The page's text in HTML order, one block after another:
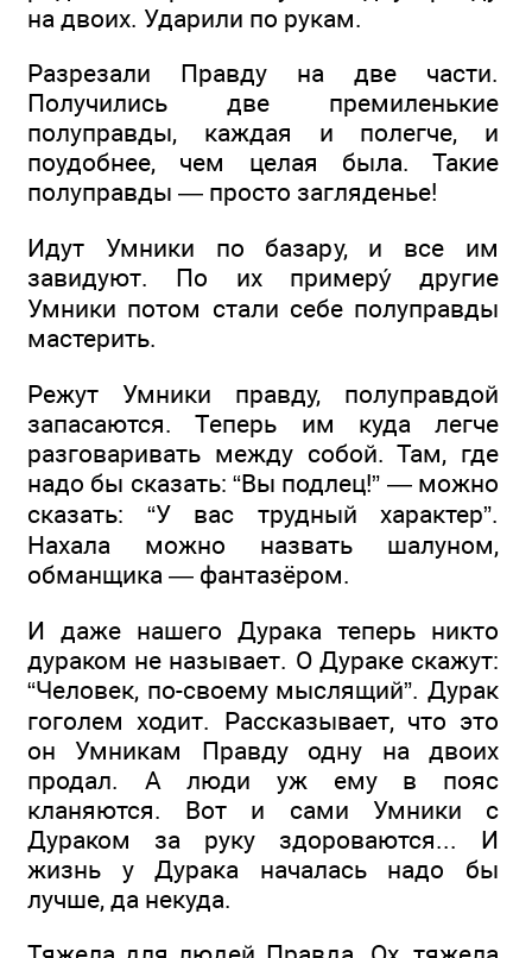
на двоих. Ударили по рукам.
Разрезали Правду на две части.
Получились две премиленькие
полуправды, каждая и полегче, и
поудобнее, чем целая была. Такие
полуправды — просто загляденье!
Идут Умники по базару, и все им
завидуют. По их примеру́ другие
Умники потом стали себе полуправды
мастерить.
Режут Умники правду, полуправдой
запасаются. Теперь им куда легче
разговаривать между собой. Там, где
надо бы сказать: “Вы подлец!” — можно
сказать: “У вас трудный характер”.
Нахала можно назвать шалуном,
обманщика — фантазёром.
И даже нашего Дурака теперь никто
дураком не называет. О Дураке скажут:
“Человек, по-своему мыслящий”. Дурак
гоголем ходит. Рассказывает, что это
он Умникам Правду одну на двоих
продал. А люди уж ему в пояс
кланяются. Вот и сами Умники с
Дураком за руку здороваются... И
жизнь у Дурака началась надо бы
лучше, да некуда.